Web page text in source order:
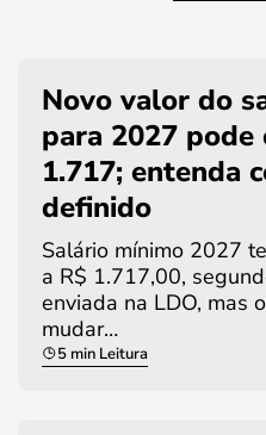
Novo valor do
para 2027 pode
1.717; entenda
definido
Salário mínimo 2027
a R$ 1.717,00,
enviada na LDO, mas
mudar…
5 min Leitura